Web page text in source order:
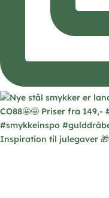
Inspiration til julegaver 🎁